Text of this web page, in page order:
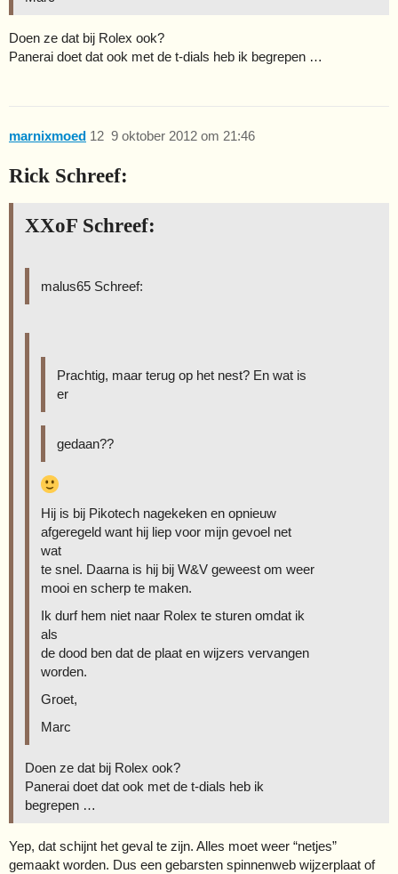
Doen ze dat bij Rolex ook?
Panerai doet dat ook met de t-dials heb ik begrepen …
marnixmoed 9 oktober 2012 om 21:46
12
Rick Schreef:
XXoF Schreef:
malus65 Schreef:
Prachtig, maar terug op het nest? En wat is
er
gedaan??
Hij is bij Pikotech nagekeken en opnieuw
afgeregeld want hij liep voor mijn gevoel net
wat
te snel. Daarna is hij bij W&V geweest om weer
mooi en scherp te maken.
Ik durf hem niet naar Rolex te sturen omdat ik
als
de dood ben dat de plaat en wijzers vervangen
worden.
Groet,
Marc
Doen ze dat bij Rolex ook?
Panerai doet dat ook met de t-dials heb ik
begrepen …
Yep, dat schijnt het geval te zijn. Alles moet weer “netjes”
gemaakt worden. Dus een gebarsten spinnenweb wijzerplaat of